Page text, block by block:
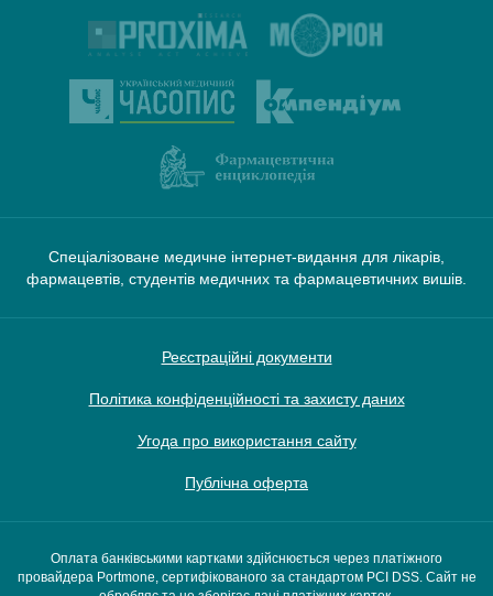
Спеціалізоване медичне інтернет-видання для лікарів,
фармацевтів, студентів медичних та фармацевтичних вишів.
Реєстраційні документи
Політика конфіденційності та захисту даних
Угода про використання сайту
Публічна оферта
Оплата банківськими картками здійснюється через платіжного
провайдера Portmone, сертифікованого за стандартом PCI DSS. Сайт не